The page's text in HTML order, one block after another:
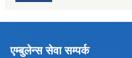
एम्बुलेन्स सेवा सम्पर्क